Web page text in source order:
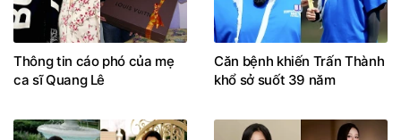
Thông tin cáo phó của mẹ
ca sĩ Quang Lê
Căn bệnh khiến Trấn Thành
khổ sở suốt 39 năm